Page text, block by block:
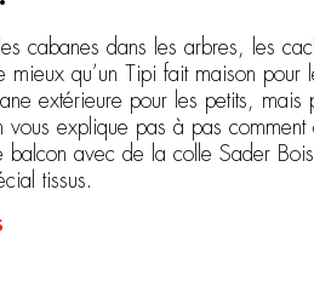
cabanes dans les arbres, les
mieux qu’un Tipi fait maison pour
extérieure pour les petits, mais
vous explique pas à pas
balcon avec de la colle Sader
tissus.